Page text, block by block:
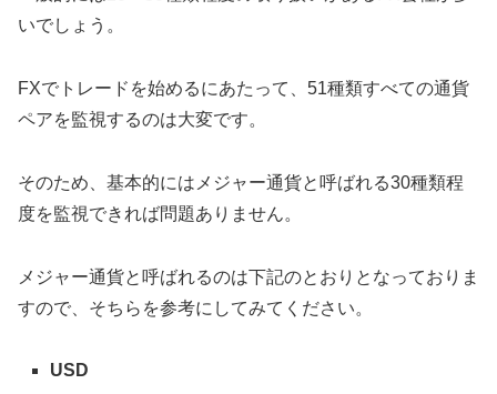
いでしょう。
FXでトレードを始めるにあたって、51種類すべての通貨
ペアを監視するのは大変です。
そのため、基本的にはメジャー通貨と呼ばれる30種類程
度を監視できれば問題ありません。
メジャー通貨と呼ばれるのは下記のとおりとなっておりま
すので、そちらを参考にしてみてください。
USD